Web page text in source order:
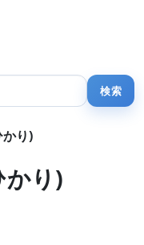
り)
り)